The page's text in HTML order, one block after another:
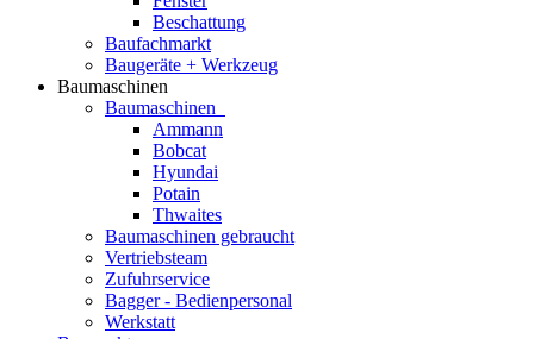
Beschattung
Baufachmarkt
Baugeräte + Werkzeug
Baumaschinen
Baumaschinen
Ammann
Bobcat
Hyundai
Potain
Thwaites
Baumaschinen gebraucht
Vertriebsteam
Zufuhrservice
Bagger - Bedienpersonal
Werkstatt